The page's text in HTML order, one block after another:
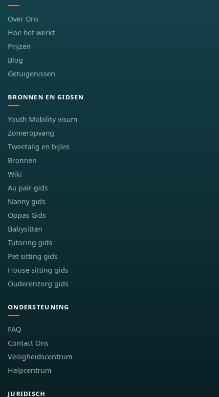
Over Ons
Hoe het werkt
Prijzen
Blog
Getuigenissen
BRONNEN EN GIDSEN
Youth Mobility visum
Zomeropvang
Tweetalig en bijles
Bronnen
Wiki
Au pair gids
Nanny gids
Oppas Gids
Babysitten
Tutoring gids
Pet sitting gids
House sitting gids
Ouderenzorg gids
ONDERSTEUNING
FAQ
Contact Ons
Veiligheidscentrum
Helpcentrum
JURIDISCH